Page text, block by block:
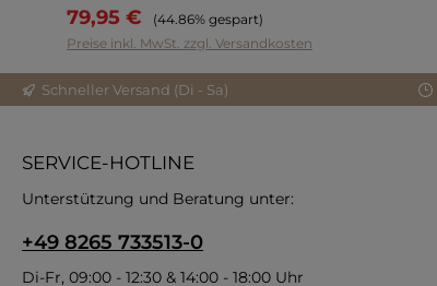
79,95 €
Regulärer Preis:
(44.86% gespart)
Preise inkl. MwSt. zzgl. Versandkosten
Schneller Versand (Di - Sa)
SERVICE-HOTLINE
Unterstützung und Beratung unter:
+49 8265 733513-0
Di-Fr, 09:00 - 12:30 & 14:00 - 18:00 Uhr